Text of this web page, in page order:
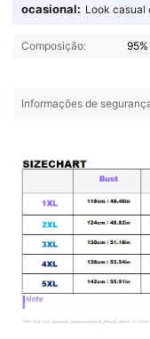
ocasional: Look casual
Composição:
Informações de